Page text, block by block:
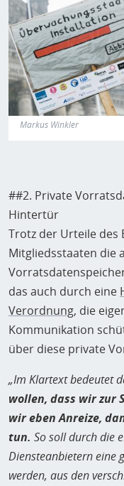
Markus Winkler
##2. Private
Hintertür
Trotz der Urteile des
Mitgliedsstaaten die
das auch durch eine
Verordnung, die
Kommunikation
über diese private
„Im Klartext bedeutet
wollen, dass wir zur
wir eben Anreize,
tun. So soll durch die
Diensteanbietern eine
werden, aus den